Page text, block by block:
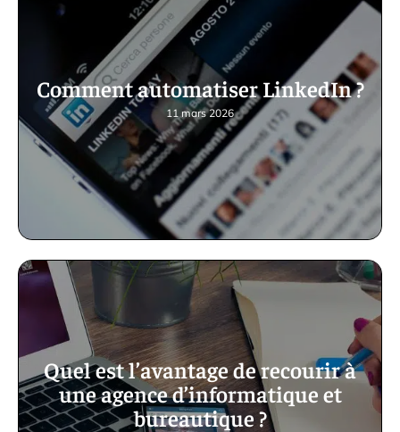
Comment automatiser LinkedIn ?
11 mars 2026
Quel est l’avantage de recourir à
une agence d’informatique et
bureautique ?